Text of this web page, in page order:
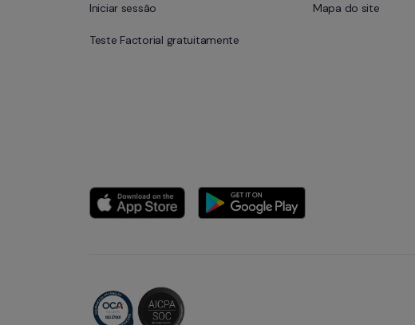
Iniciar sessão
Teste Factorial gratuitamente
Mapa do site